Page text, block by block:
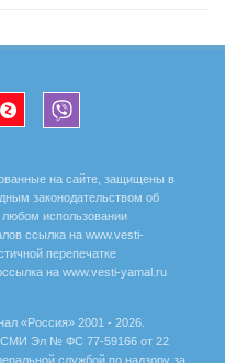
на сайте, защищены в
законодательством об
использовании
ссылка на www.vesti-
перепечатке
на www.vesti-yamal.ru
«Россия» 2001 - 2026.
СМИ Эл № ФС 77-59166 от 22
службой по надзору за